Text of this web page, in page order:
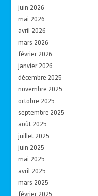
juin 2026
mai 2026
avril 2026
mars 2026
février 2026
janvier 2026
décembre 2025
novembre 2025
octobre 2025
septembre 2025
août 2025
juillet 2025
juin 2025
mai 2025
avril 2025
mars 2025
février 2025